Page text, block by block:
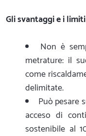
Gli svantaggi e i
Non è
metrature: il
come
delimitate.
Può pesare
acceso di
sostenibile al